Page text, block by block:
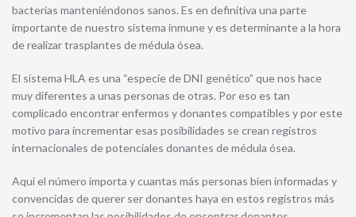
bacterias manteniéndonos sanos. Es en definitiva una parte
importante de nuestro sistema inmune y es determinante a la hora
de realizar trasplantes de médula ósea.
El sistema HLA es una “especie de DNI genético” que nos hace
muy diferentes a unas personas de otras. Por eso es tan
complicado encontrar enfermos y donantes compatibles y por este
motivo para incrementar esas posibilidades se crean registros
internacionales de potenciales donantes de médula ósea.
Aquí el número importa y cuantas más personas bien informadas y
convencidas de querer ser donantes haya en estos registros más